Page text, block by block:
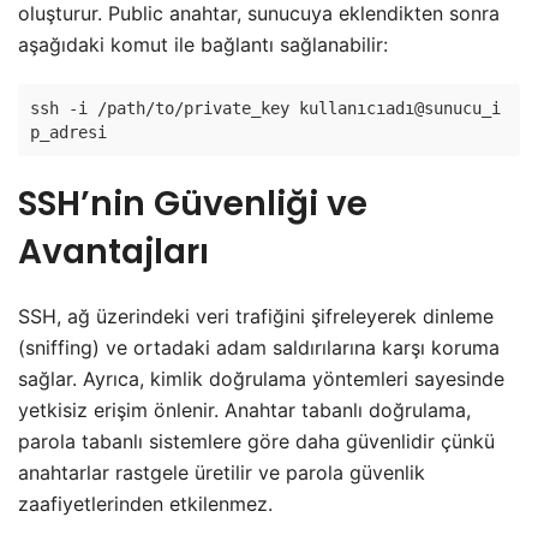
oluşturur. Public anahtar, sunucuya eklendikten sonra
aşağıdaki komut ile bağlantı sağlanabilir:
ssh -i /path/to/private_key kullanıcıadı@sunucu_i
SSH’nin Güvenliği ve
Avantajları
SSH, ağ üzerindeki veri trafiğini şifreleyerek dinleme
(sniffing) ve ortadaki adam saldırılarına karşı koruma
sağlar. Ayrıca, kimlik doğrulama yöntemleri sayesinde
yetkisiz erişim önlenir. Anahtar tabanlı doğrulama,
parola tabanlı sistemlere göre daha güvenlidir çünkü
anahtarlar rastgele üretilir ve parola güvenlik
zaafiyetlerinden etkilenmez.